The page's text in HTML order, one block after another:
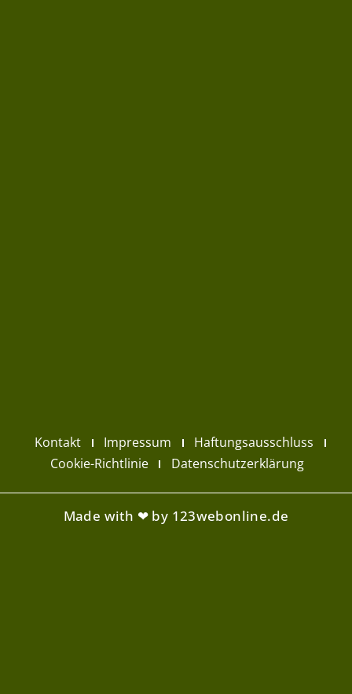
Kontakt Impressum
Haftungsausschluss
Cookie-Richtlinie
Datenschutzerklärung
Made with ❤ by 123webonline.de